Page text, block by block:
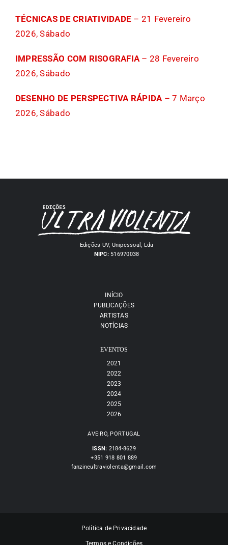
TÉCNICAS DE CRIATIVIDADE – 21 Fevereiro
2026, Sábado
IMPRESSÃO COM RISOGRAFIA– 28 Fevereiro
2026, Sábado
DESENHO DE PERSPECTIVA RÁPIDA– 7 Março
2026, Sábado
Edições UV, Unipessoal, Lda
NIPC:516970038
INÍCIO
PUBLICAÇÕES
ARTISTAS
NOTÍCIAS
EVENTOS
2021
2022
2023
2024
2025
2026
AVEIRO, PORTUGAL
ISSN: 2184-8629
+351 918 801 889
fanzineultraviolenta@gmail.com
Política de Privacidade